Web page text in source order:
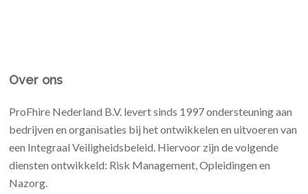
Over ons
ProFhire Nederland B.V. levert sinds 1997 ondersteuning aan
bedrijven en organisaties bij het ontwikkelen en uitvoeren van
een Integraal Veiligheidsbeleid. Hiervoor zijn de volgende
diensten ontwikkeld: Risk Management, Opleidingen en
Nazorg.